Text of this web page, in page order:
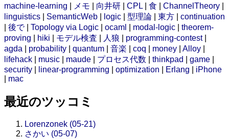
machine-learning
メモ 向井研 CPL 食 ChannelTheory
linguistics
SemanticWeb logic 型理論 東方
continuation
後で| Topology via Logic ocaml modal-logic
theorem-
proving
hiki モデル検査 人狼 programming-contest|
agda
probability quantum 音楽 coq money Alloy
lifehack
music maude プロセス代数 thinkpad game
security
linear-programming optimization Erlang
iPhone
mac
最近のツッコミ
Lorenzonek (05-21)
さかい (05-07)